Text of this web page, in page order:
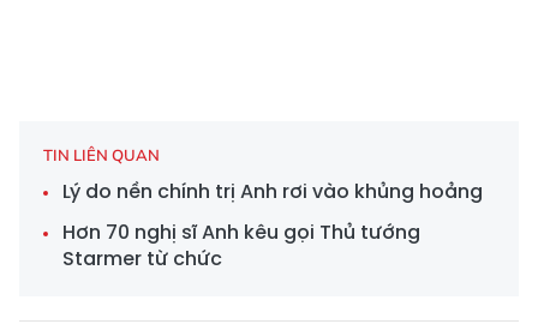
TIN LIÊN QUAN
Lý do nền chính trị Anh rơi vào khủng hoảng
Hơn 70 nghị sĩ Anh kêu gọi Thủ tướng
Starmer từ chức